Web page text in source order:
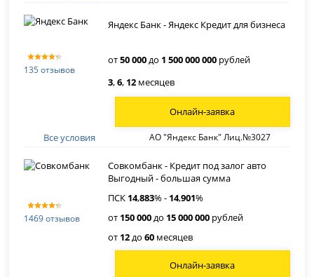
135 отзывов
Яндекс Банк - Яндекс Кредит для бизнеса
от50 000до 1 500 000 000 рублей
3,6, 12 месяцев
Все условия АО "Яндекс Банк" Лиц.№3027
Онлайн-заявка
1469 отзывов
Совкомбанк - Кредит под залог авто
Выгодный - большая сумма
ПСК 14,883% - 14,901%
от 150 000до 15 000 000 рублей
от 12до60 месяцев
Онлайн-заявка